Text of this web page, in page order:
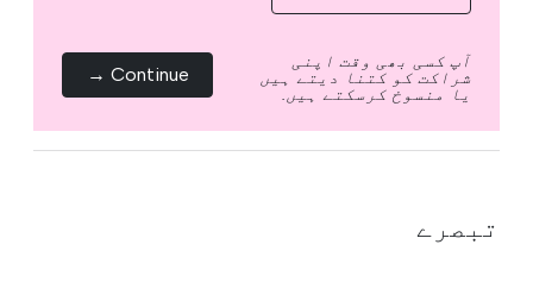
آپ کسی بھی وقت اپنی
شراکت کو کتنا دیتے ہیں
یا منسوخ کرسکتے ہیں.
Continue →
تبصرے